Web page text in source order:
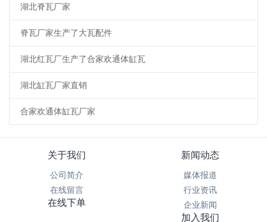
湖北脊瓦厂家
脊瓦厂家生产了大瓦配件
湖北红瓦厂生产了合家欢通体缸瓦
湖北缸瓦厂家直销
合家欢通体缸瓦厂家
关于我们
公司简介
在线留言
新闻动态
媒体报道
行业资讯
企业新闻
在线下单
加入我们